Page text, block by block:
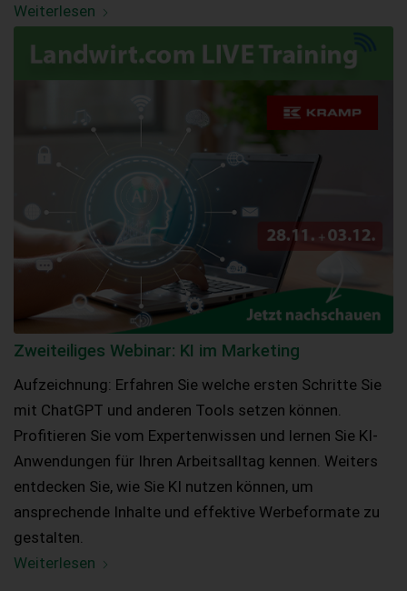
Weiterlesen
Zweiteiliges Webinar: KI im Marketing
Aufzeichnung: Erfahren Sie welche ersten Schritte Sie
mit ChatGPT und anderen Tools setzen können.
Profitieren Sie vom Expertenwissen und lernen Sie KI-
Anwendungen für Ihren Arbeitsalltag kennen. Weiters
entdecken Sie, wie Sie KI nutzen können, um
ansprechende Inhalte und effektive Werbeformate zu
gestalten.
Weiterlesen